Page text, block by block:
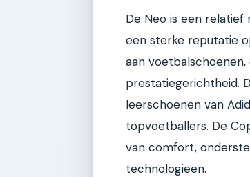
De Neo is een
een sterke reputatie
aan
prestatiegerichtheid.
leerschoenen van
topvoetballers. De
van comfort,
technologieën.